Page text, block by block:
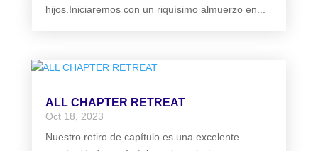
hijos.Iniciaremos con un riquísimo almuerzo en...
ALL CHAPTER RETREAT
Oct 18, 2023
Nuestro retiro de capítulo es una excelente